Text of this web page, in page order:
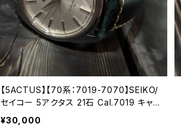
【5ACTUS】【70系：7019-7070】SEIKO/
セイコー 5アクタス 21石 Cal.7019 キャリ
バー 機械式 自動巻き腕時計 精工舎亀戸
工場/SS 1970年 10月製造 アンティーク
¥30,000